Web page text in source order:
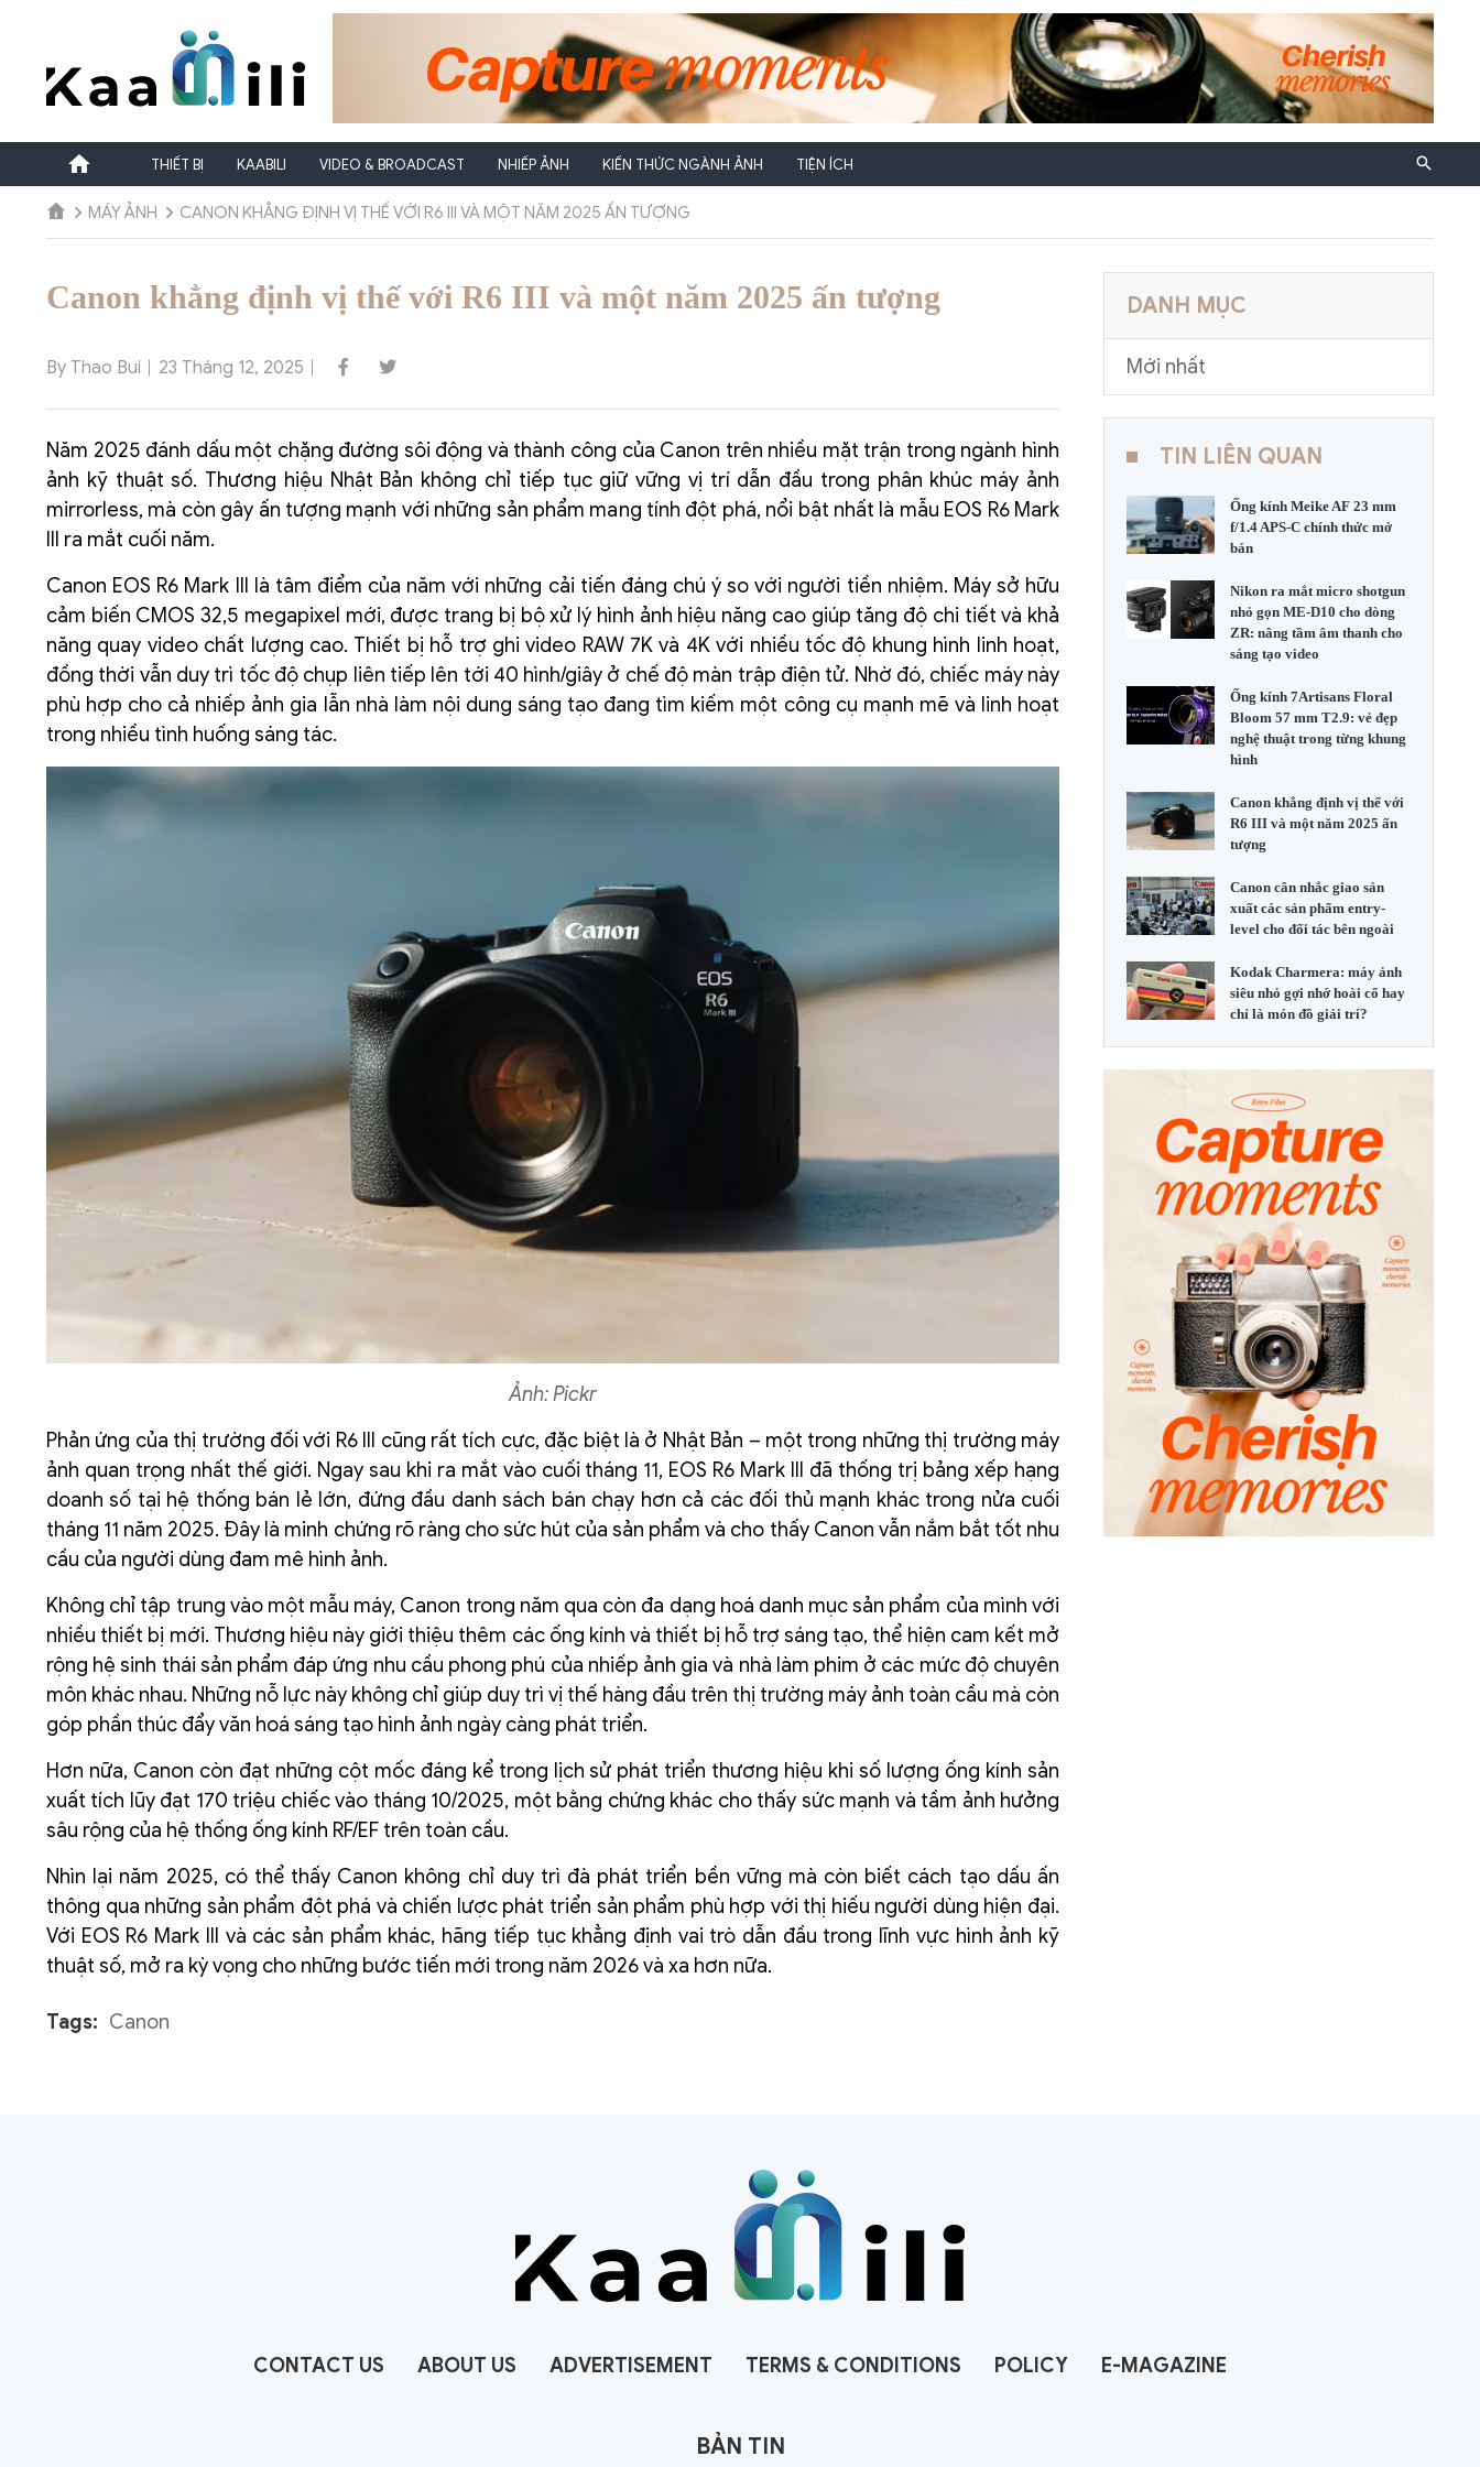
THIẾT BỊ KAABILI VIDEO & BROADCAST NHIẾP ẢNH KIẾN THỨC NGÀNH ẢNH TIỆN ÍCH
MÁY ẢNH CANON KHẲNG ĐỊNH VỊ THẾ VỚI R6 III VÀ MỘT NĂM 2025 ẤN TƯỢNG
Canon khẳng định vị thế với R6 III và một năm 2025 ấn tượng
By Thao Bui 23 Tháng 12, 2025
Năm 2025 đánh dấu một chặng đường sôi động và thành công của Canon trên nhiều mặt trận trong ngành hình
ảnh kỹ thuật số. Thương hiệu Nhật Bản không chỉ tiếp tục giữ vững vị trí dẫn đầu trong phân khúc máy ảnh
mirrorless, mà còn gây ấn tượng mạnh với những sản phẩm mang tính đột phá, nổi bật nhất là mẫu EOS R6 Mark
III ra mắt cuối năm.
Canon EOS R6 Mark III là tâm điểm của năm với những cải tiến đáng chú ý so với người tiền nhiệm. Máy sở hữu
cảm biến CMOS 32,5 megapixel mới, được trang bị bộ xử lý hình ảnh hiệu năng cao giúp tăng độ chi tiết và khả
năng quay video chất lượng cao. Thiết bị hỗ trợ ghi video RAW 7K và 4K với nhiều tốc độ khung hình linh hoạt,
đồng thời vẫn duy trì tốc độ chụp liên tiếp lên tới 40 hình/giây ở chế độ màn trập điện tử. Nhờ đó, chiếc máy này
phù hợp cho cả nhiếp ảnh gia lẫn nhà làm nội dung sáng tạo đang tìm kiếm một công cụ mạnh mẽ và linh hoạt
trong nhiều tình huống sáng tác.
Ảnh: Pickr
Phản ứng của thị trường đối với R6 III cũng rất tích cực, đặc biệt là ở Nhật Bản – một trong những thị trường máy
ảnh quan trọng nhất thế giới. Ngay sau khi ra mắt vào cuối tháng 11, EOS R6 Mark III đã thống trị bảng xếp hạng
doanh số tại hệ thống bán lẻ lớn, đứng đầu danh sách bán chạy hơn cả các đối thủ mạnh khác trong nửa cuối
tháng 11 năm 2025. Đây là minh chứng rõ ràng cho sức hút của sản phẩm và cho thấy Canon vẫn nắm bắt tốt nhu
cầu của người dùng đam mê hình ảnh.
Không chỉ tập trung vào một mẫu máy, Canon trong năm qua còn đa dạng hoá danh mục sản phẩm của mình với
nhiều thiết bị mới. Thương hiệu này giới thiệu thêm các ống kính và thiết bị hỗ trợ sáng tạo, thể hiện cam kết mở
rộng hệ sinh thái sản phẩm đáp ứng nhu cầu phong phú của nhiếp ảnh gia và nhà làm phim ở các mức độ chuyên
môn khác nhau. Những nỗ lực này không chỉ giúp duy trì vị thế hàng đầu trên thị trường máy ảnh toàn cầu mà còn
góp phần thúc đẩy văn hoá sáng tạo hình ảnh ngày càng phát triển.
Hơn nữa, Canon còn đạt những cột mốc đáng kể trong lịch sử phát triển thương hiệu khi số lượng ống kính sản
xuất tích lũy đạt 170 triệu chiếc vào tháng 10/2025, một bằng chứng khác cho thấy sức mạnh và tầm ảnh hưởng
sâu rộng của hệ thống ống kính RF/EF trên toàn cầu.
Nhìn lại năm 2025, có thể thấy Canon không chỉ duy trì đà phát triển bền vững mà còn biết cách tạo dấu ấn
thông qua những sản phẩm đột phá và chiến lược phát triển sản phẩm phù hợp với thị hiếu người dùng hiện đại.
Với EOS R6 Mark III và các sản phẩm khác, hãng tiếp tục khẳng định vai trò dẫn đầu trong lĩnh vực hình ảnh kỹ
thuật số, mở ra kỳ vọng cho những bước tiến mới trong năm 2026 và xa hơn nữa.
Tags: Canon
DANH MỤC
Mới nhất
TIN LIÊN QUAN
Ống kính Meike AF 23 mm
f/1.4 APS-C chính thức mở
bán
Nikon ra mắt micro shotgun
nhỏ gọn ME-D10 cho dòng
ZR: nâng tầm âm thanh cho
sáng tạo video
Ống kính 7Artisans Floral
Bloom 57 mm T2.9: vẻ đẹp
nghệ thuật trong từng khung
hình
Canon khẳng định vị thế với
R6 III và một năm 2025 ấn
tượng
Canon cân nhắc giao sản
xuất các sản phẩm entry-
level cho đối tác bên ngoài
Kodak Charmera: máy ảnh
siêu nhỏ gợi nhớ hoài cổ hay
chỉ là món đồ giải trí?
CONTACT US ABOUT US ADVERTISEMENT TERMS & CONDITIONS POLICY E-MAGAZINE
BẢN TIN